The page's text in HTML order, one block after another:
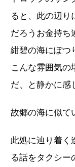
ると、此の辺り
だろうお金持ち
紺碧の海にぽつ
こんな雰囲気の
だ、と静かに感
故郷の海に似て
此処に辿り着く
る話をタクシー